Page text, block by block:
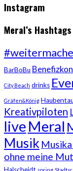
Instagram
Meral’s Hashtags
BarBoBu
City Beach drinks
Gräfen&König
Kreativpiloten
live Meral
Musik
ohne meine
spring